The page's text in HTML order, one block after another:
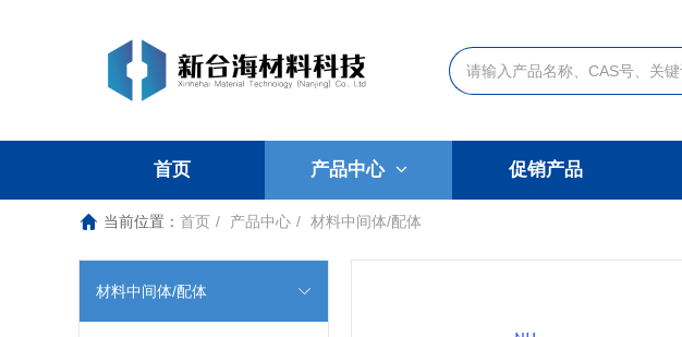
首页 产品中心 促销产品
当前位置： 首页 产品中心 材料中间体/配体
材料中间体/配体